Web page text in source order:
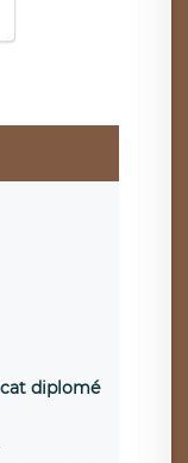
diplomé